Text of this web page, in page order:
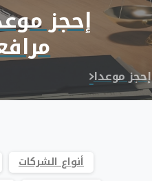
إحجز
إحجز موعدا
أنواع الشركات